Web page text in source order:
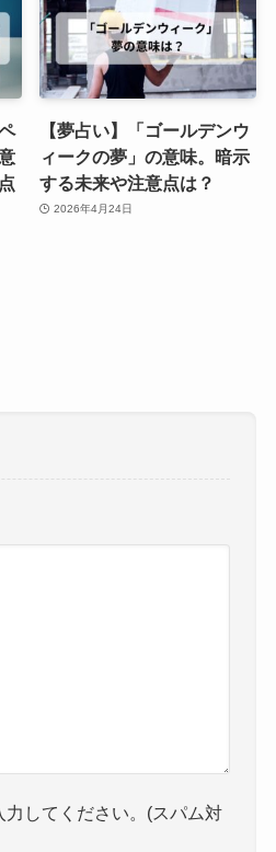
【夢占い】「ゴールデンウ
ィークの夢」の意味。暗示
する未来や注意点は？
2026年4月24日
力してください。(スパム対